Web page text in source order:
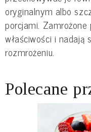
oryginalnym albo
porcjami.
właściwości i nadają
rozmrożeniu.
Polecane